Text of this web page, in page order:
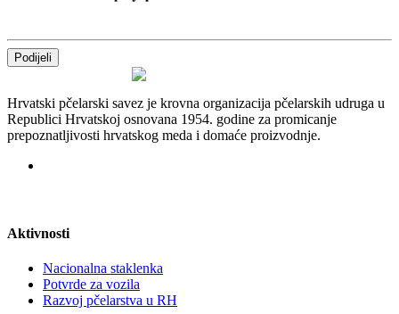
Podijeli
Hrvatski pčelarski savez je krovna organizacija pčelarskih udruga u
Republici Hrvatskoj osnovana 1954. godine za promicanje
prepoznatljivosti hrvatskog meda i domaće proizvodnje.
Aktivnosti
Nacionalna staklenka
Potvrde za vozila
Razvoj pčelarstva u RH